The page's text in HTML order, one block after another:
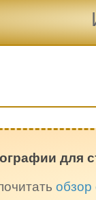
для
обзор